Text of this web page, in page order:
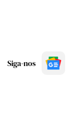
Siga-nos